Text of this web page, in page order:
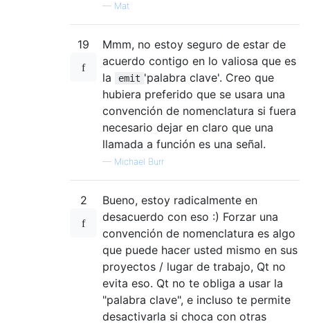
— Mat
19
Mmm, no estoy seguro de estar de
acuerdo contigo en lo valiosa que es
la
emit 'palabra clave'. Creo que
hubiera preferido que se usara una
convención de nomenclatura si fuera
necesario dejar en claro que una
llamada a función es una señal.
— Michael Burr
2
Bueno, estoy radicalmente en
desacuerdo con eso :) Forzar una
convención de nomenclatura es algo
que puede hacer usted mismo en sus
proyectos / lugar de trabajo, Qt no
evita eso. Qt no te obliga a usar la
"palabra clave", e incluso te permite
desactivarla si choca con otras